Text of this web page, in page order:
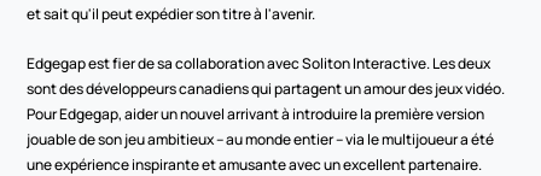
et sait qu'il peut expédier son titre à l'avenir.
Edgegap est fier de sa collaboration avec Soliton Interactive. Les deux
sont des développeurs canadiens qui partagent un amour des jeux vidéo.
Pour Edgegap, aider un nouvel arrivant à introduire la première version
jouable de son jeu ambitieux – au monde entier – via le multijoueur a été
une expérience inspirante et amusante avec un excellent partenaire.